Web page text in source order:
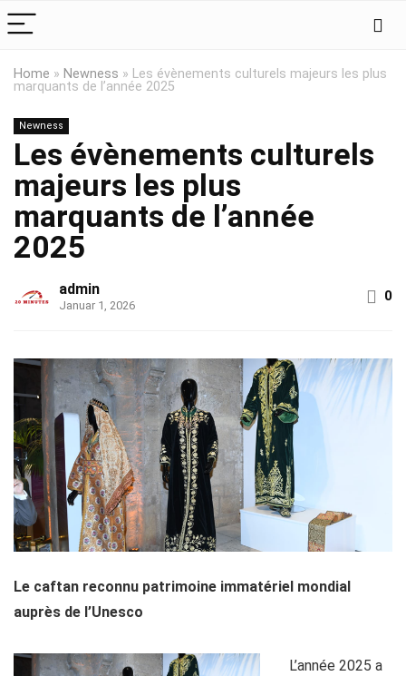
Home » Newness » Les évènements culturels majeurs les plus
marquants de l’année 2025
Newness
Les évènements culturels
majeurs les plus
marquants de l’année
2025
admin
Januar 1, 2026
0
Le caftan reconnu patrimoine immatériel mondial
auprès de l’Unesco
L’année 2025 a